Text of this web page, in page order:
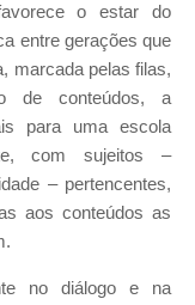
o estar do
entre gerações que
marcada pelas filas,
de conteúdos, a
para uma escola
com sujeitos –
– pertencentes,
aos conteúdos as
no diálogo e na